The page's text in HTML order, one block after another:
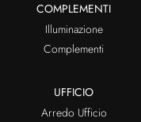
COMPLEMENTI
Illuminazione
Complementi
UFFICIO
Arredo Ufficio